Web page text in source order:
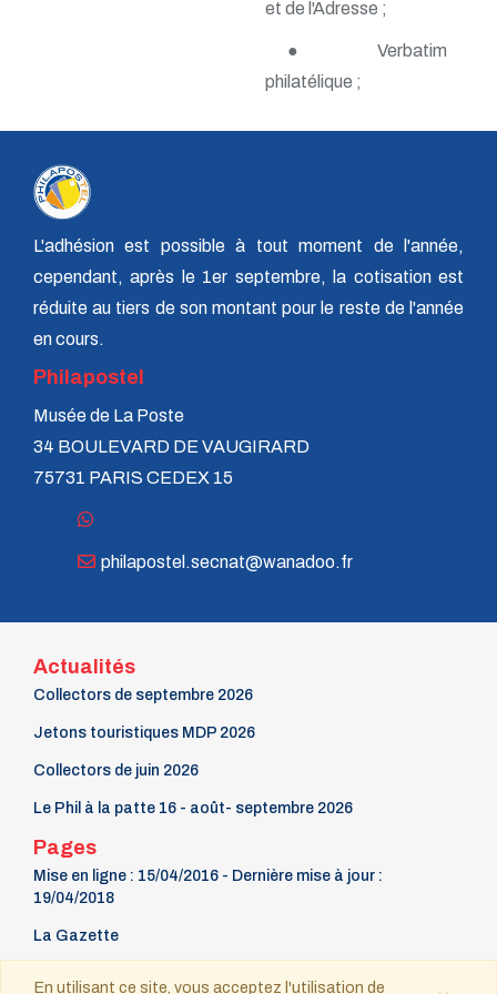
n° 133 - Octobre 2007
n° 128 - Juillet 2006
n° 127 - Avril 2006
n° 126 - Janvier 2006
n° 125 - Octobre 2005
n° 124 - Juillet 2005
n° 122 - Janvier 2005
n° 120 - Juillet 2004
n° 119 - Avril 2004
n° 117 - Octobre 2003
n° 114 - Janvier 2003
n° 113 - Octobre 2002
n° 111 - Avril 2002
n° 109 - Octobre 2001
n° 108 -Juillet 2001
n° 106 - Janvier 2001
n° 104 - Juillet 2000
n° 103 - Avril 2000
n° 102 - Janvier 2000
n° 100/01 - Octobre 1999
n° 99 - Avril 1999
n° 74 - Janvier 1999
n° 72 - Juillet 1998
et de l'Adresse ;
● Verbatim
philatélique ;
L'adhésion est possible à tout moment de l'année,
cependant, après le 1er septembre, la cotisation est
réduite au tiers de son montant pour le reste de l'année
en cours.
Philapostel
Musée de La Poste
34 BOULEVARD DE VAUGIRARD
75731 PARIS CEDEX 15
philapostel.secnat@wanadoo.fr
Actualités
Collectors de septembre 2026
Jetons touristiques MDP 2026
Collectors de juin 2026
Le Phil à la patte 16 - août- septembre 2026
Pages
Mise en ligne : 15/04/2016 - Dernière mise à jour :
19/04/2018
La Gazette
En utilisant ce site, vous acceptez l'utilisation de